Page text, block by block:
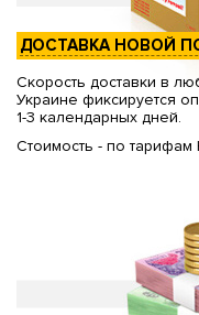
ДОСТАВКА НОВОЙ
Скорость доставки в
Украине фиксируется
1-3 календарных дней.
Стоимость - по